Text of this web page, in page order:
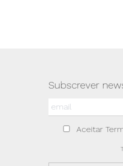
Subscrever
Aceitar